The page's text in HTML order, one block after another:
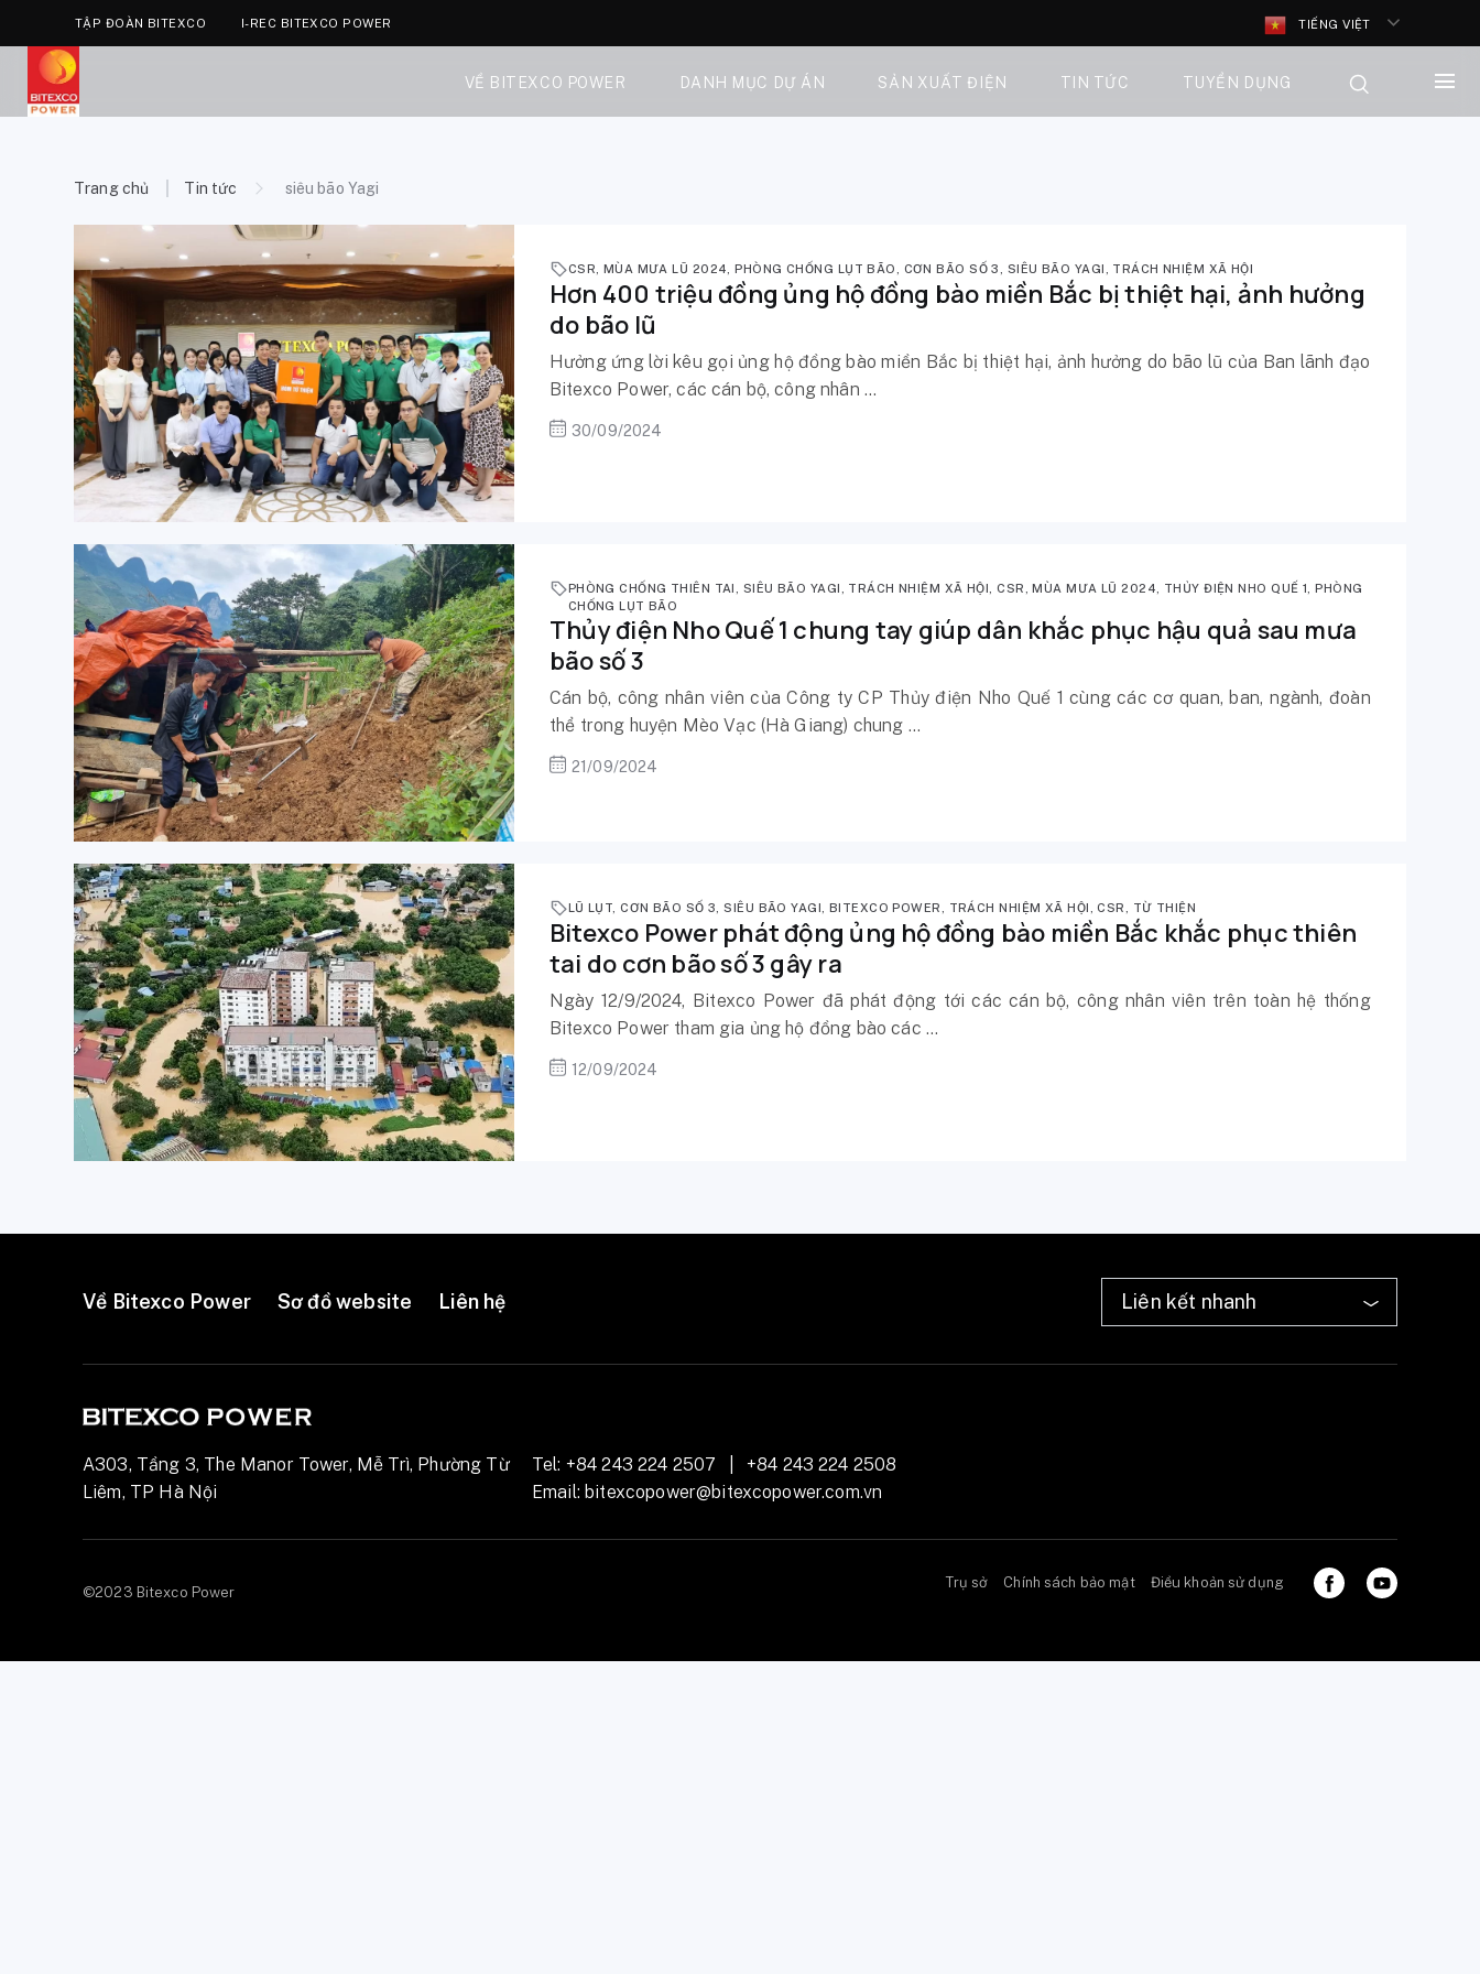
TẬP ĐOÀN BITEXCO I-REC BITEXCO POWER TIẾNG VIỆT
VỀ BITEXCO POWER DANH MỤC DỰ ÁN SẢN XUẤT ĐIỆN TIN TỨC TUYỂN DỤNG
Trang chủ Tin tức siêu bão Yagi
CSR MÙA MƯA LŨ 2024 ,PHÒNG CHỐNG LỤT BÃO CƠN BÃO SỐ 3 SIÊU BÃO YAGI TRÁCH NHIỆM XÃ HỘI
Hơn 400 triệu đồng ủng hộ đồng bào miền Bắc bị thiệt hại, ảnh hưởng
do bão lũ
Hưởng ứng lời kêu gọi ủng hộ đồng bào miền Bắc bị thiệt hại, ảnh hưởng do bão lũ của Ban lãnh đạo
Bitexco Power, các cán bộ, công nhân ...
30/09/2024
PHÒNG CHỐNG THIÊN TAI SIÊU BÃO YAGI TRÁCH NHIỆM XÃ HỘI ,CSR ,MÙA MƯA LŨ 2024 THỦY ĐIỆN NHO QUẾ 1 ,PHÒNG
CHỐNG LỤT BÃO
Thủy điện Nho Quế 1 chung tay giúp dân khắc phục hậu quả sau mưa
bão số 3
Cán bộ, công nhân viên của Công ty CP Thủy điện Nho Quế 1 cùng các cơ quan, ban, ngành, đoàn
thể trong huyện Mèo Vạc (Hà Giang) chung ...
21/09/2024
LŨ LỤT ,CƠN BÃO SỐ 3 ,SIÊU BÃO YAGI BITEXCO POWER TRÁCH NHIỆM XÃ HỘI ,CSR TỪ THIỆN
Bitexco Power phát động ủng hộ đồng bào miền Bắc khắc phục thiên
tai do cơn bão số 3 gây ra
Ngày 12/9/2024, Bitexco Power đã phát động tới các cán bộ, công nhân viên trên toàn hệ thống
Bitexco Power tham gia ủng hộ đồng bào các ...
12/09/2024
Về Bitexco Power Sơ đồ website Liên hệ
A303, Tầng 3, The Manor Tower, Mễ Trì, Phường Từ
Liêm, TP Hà Nội
Tel: +84 243 224 2507
+84 243 224 2508
Email: bitexcopower@bitexcopower.com.vn
©2023 Bitexco Power
Trụ sở Chính sách bảo mật Điều khoản sử dụng